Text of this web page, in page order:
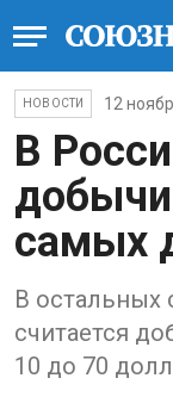
НОВОСТИ 12
В
самых
В остальных
считается
10 до 70